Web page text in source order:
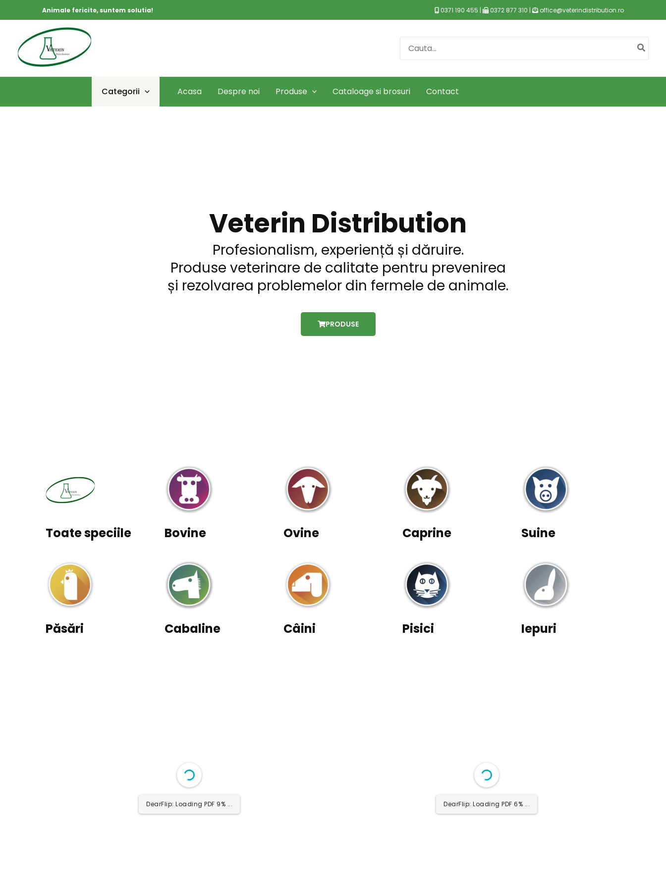
to
Animale fericite, suntem solutia! 0371 190 455 | 0372 877 310 | office@veterindistribution.ro
Search
Categorii Acasa Despre noi Produse Cataloage si brosuri Contact
Veterin Distribution
Profesionalism, experiență și dăruire.
Produse veterinare de calitate pentru prevenirea
și rezolvarea problemelor din fermele de animale.
PRODUSE
Toate speciile Bovine Ovine Caprine Suine
Păsări Cabaline Câini Pisici Iepuri
DearFlip: Loading PDF 9% ...